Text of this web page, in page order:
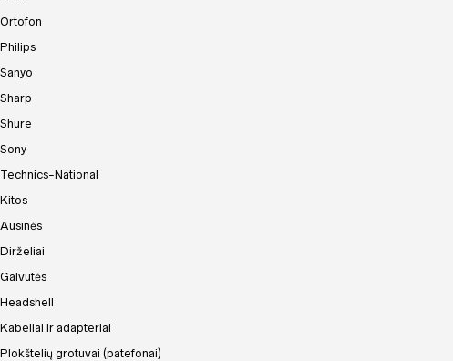
Ortofon
Philips
Sanyo
Sharp
Shure
Sony
Technics-National
Kitos
Ausinės
Dirželiai
Galvutės
Headshell
Kabeliai ir adapteriai
Plokštelių grotuvai (patefonai)